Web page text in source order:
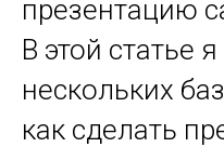
презентацию
В этой статье
нескольких
как сделать